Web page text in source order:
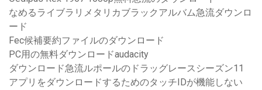
なめるライブラリメタリカブラックアルバム急流ダウンロ
ード
Fec候補要約ファイルのダウンロード
PC用の無料ダウンロードaudacity
ダウンロード急流ルポールのドラッグレースシーズン11
アプリをダウンロードするためのタッチIDが機能しない